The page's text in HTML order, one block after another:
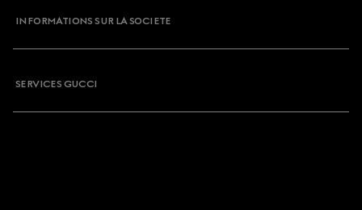
INFORMATIONS SUR LA SOCIETE
SERVICES GUCCI